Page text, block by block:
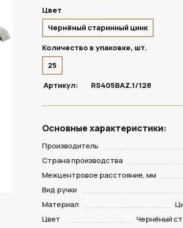
Цвет
Чернёный старинный цинк
Количество в упаковке, шт.
25
Артикул:
RS405BAZ.1/128
Основные характеристики:
Производитель
Страна производства
Межцентровое расстояние, мм
Вид ручки
Материал
Цвет
Чернёный